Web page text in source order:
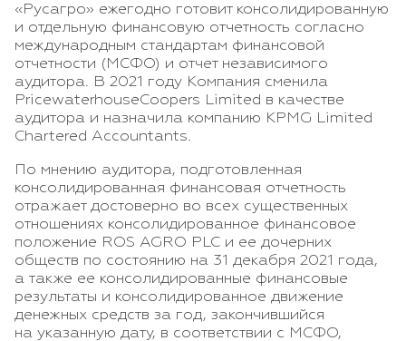
«Русагро» ежегодно готовит консолидированную
и отдельную финансовую отчетность согласно
международным стандартам финансовой
отчетности (МСФО) и отчет независимого
аудитора. В 2021 году Компания сменила
PricewaterhouseCoopers Limited в качестве
аудитора и назначила компанию KPMG Limited
Chartered Accountants.
По мнению аудитора, подготовленная
консолидированная финансовая отчетность
отражает достоверно во всех существенных
отношениях консолидированное финансовое
положение ROS AGRO PLC и ее дочерних
обществ по состоянию на 31 декабря 2021 года,
а также ее консолидированные финансовые
результаты и консолидированное движение
денежных средств за год, закончившийся
на указанную дату, в соответствии с МСФО,